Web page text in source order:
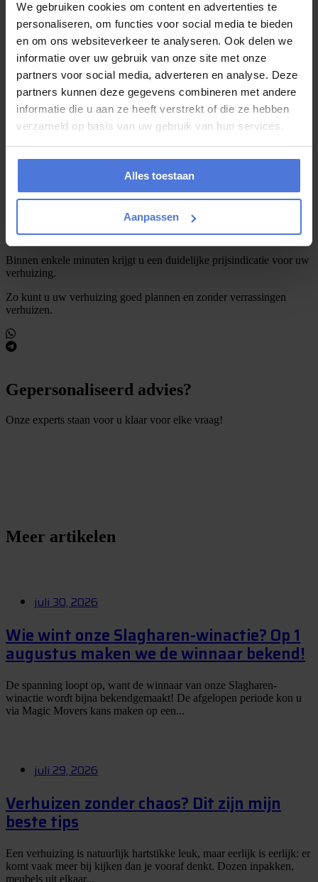
We gebruiken cookies om content en advertenties te
personaliseren, om functies voor social media te bieden
en om ons websiteverkeer te analyseren. Ook delen we
informatie over uw gebruik van onze site met onze
partners voor social media, adverteren en analyse. Deze
partners kunnen deze gegevens combineren met andere
informatie die u aan ze heeft verstrekt of die ze hebben
verzameld op basis van uw gebruik van hun services.
Alles toestaan
Aanpassen
✔ Veilige verhuizing van meubels
✔ Verzekering van goederen tot €23.000
✔ Transparante kostenberekening
Dankzij ervaring en een efficiënte werkwijze wordt elke verhuizing
zorgvuldig uitgevoerd.
Bereken eenvoudig uw
verhuizing
wat uw verhuizing gaat kosten in 2026
👉https://magicmovers.nl/verhuis-prijs-calculator/
Binnen enkele minuten krijgt u een duidelijke prijsindicatie voor uw
verhuizing.
Zo kunt u uw verhuizing goed plannen en zonder verrassingen
verhuizen.
Gepersonaliseerd advies?
Onze experts staan voor u klaar voor elke vraag!
Meer artikelen
juli 30, 2026
Wie wint onze Slagharen-winactie? Op 1
augustus maken we de winnaar bekend!
De spanning loopt op, want de winnaar van onze Slagharen-
winactie wordt bijna bekendgemaakt! De afgelopen periode kon u
via Magic Movers kans maken op een...
juli 29, 2026
Verhuizen zonder chaos? Dit zijn mijn
beste tips
Een verhuizing is natuurlijk hartstikke leuk, maar eerlijk is eerlijk: er
komt vaak meer bij kijken dan je vooraf denkt. Dozen inpakken,
meubels uit elkaar...